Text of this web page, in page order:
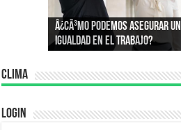
Â¿CÃ³mo podemos asegurar
igualdad en el trabajo?
Â¿Por quÃ© compramos lo
Conoce la psicologÃ­a que
consumos
Clima
Login